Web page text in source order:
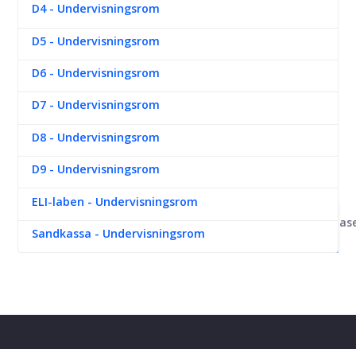
D4 - Undervisningsrom
D5 - Undervisningsrom
D6 - Undervisningsrom
D7 - Undervisningsrom
D8 - Undervisningsrom
D9 - Undervisningsrom
ELI-laben - Undervisningsrom
Sandkassa - Undervisningsrom